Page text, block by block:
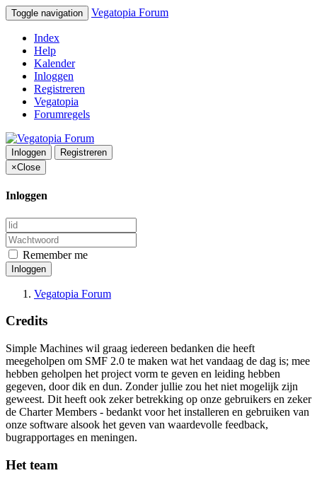
Toggle navigation Vegatopia Forum
Index
Help
Kalender
Inloggen
Registreren
Vegatopia
Forumregels
Inloggen
Registreren
×Close
Inloggen
Remember me
Inloggen
Vegatopia Forum
Credits
Simple Machines wil graag iedereen bedanken die heeft
meegeholpen om SMF 2.0 te maken wat het vandaag de dag is; mee
hebben geholpen het project vorm te geven en leiding hebben
gegeven, door dik en dun. Zonder jullie zou het niet mogelijk zijn
geweest. Dit heeft ook zeker betrekking op onze gebruikers en zeker
de Charter Members - bedankt voor het installeren en gebruiken van
onze software alsook het geven van waardevolle feedback,
bugrapportages en meningen.
Het team